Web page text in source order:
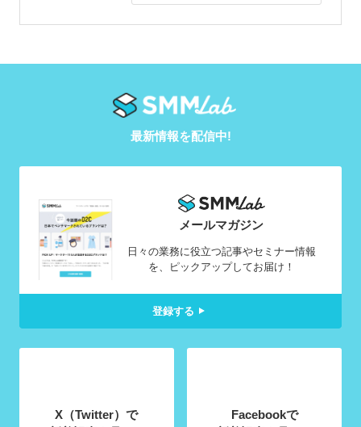
最新情報を配信中!
メールマガジン
日々の業務に役立つ記事やセミナー情報
を、ピックアップしてお届け！
登録する
X（Twitter）で
Facebookで